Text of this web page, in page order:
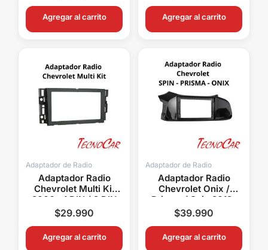
Agregar al carrito Agregar al carrito
Adaptador de Radio
Adaptador Radio
Chevrolet Multi Kit
2006+ 1 DIN / 2 DIN
Metra ACH99-3305
$29.990
Agregar al carrito
Adaptador de Radio
Adaptador Radio
Chevrolet Onix /
Prisma / Spin 2012-
2019 9.1″ Connection
ACH-081N
$39.990
Agregar al carrito